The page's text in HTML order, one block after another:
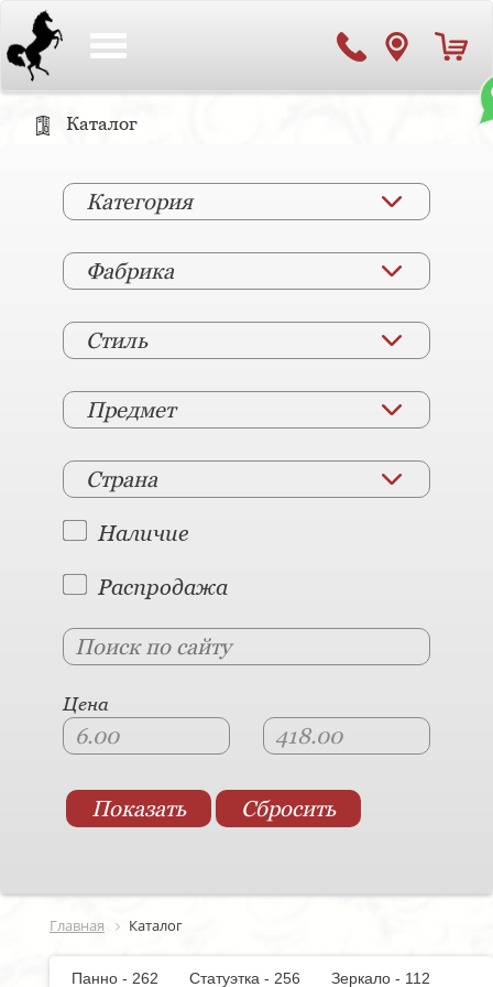
Каталог
Категория
Фабрика
Стиль
Предмет
Страна
Наличие
Распродажа
Цена
Главная Каталог
Панно - 262 Статуэтка - 256
Зеркало - 112